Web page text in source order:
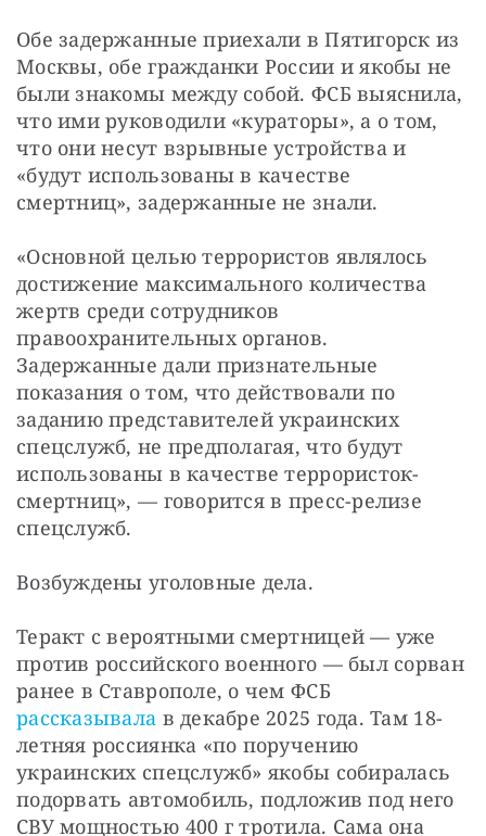
Обе задержанные приехали в Пятигорск из
Москвы, обе гражданки России и якобы не
были знакомы между собой. ФСБ выяснила,
что ими руководили «кураторы», а о том,
что они несут взрывные устройства и
«будут использованы в качестве
смертниц», задержанные не знали.
«Основной целью террористов являлось
достижение максимального количества
жертв среди сотрудников
правоохранительных органов.
Задержанные дали признательные
показания о том, что действовали по
заданию представителей украинских
спецслужб, не предполагая, что будут
использованы в качестве террористок-
смертниц», — говорится в пресс-релизе
спецслужб.
Возбуждены уголовные дела.
Теракт с вероятными смертницей — уже
против российского военного — был сорван
ранее в Ставрополе, о чем ФСБ
рассказывала в декабре 2025 года. Там 18-
летняя россиянка «по поручению
украинских спецслужб» якобы собиралась
подорвать автомобиль, подложив под него
СВУ мощностью 400 г тротила. Сама она